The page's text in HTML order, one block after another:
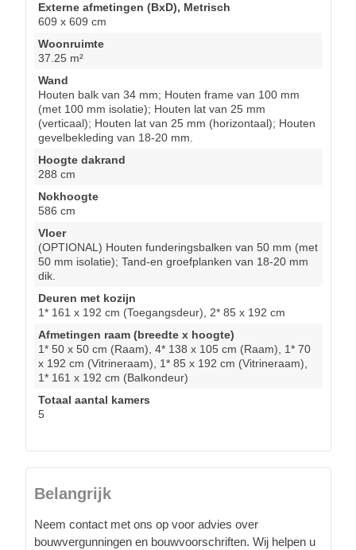
Externe afmetingen (BxD), Metrisch
609 x 609 cm
Woonruimte
37.25 m²
Wand
Houten balk van 34 mm; Houten frame van 100 mm
(met 100 mm isolatie); Houten lat van 25 mm
(verticaal); Houten lat van 25 mm (horizontaal); Houten
gevelbekleding van 18-20 mm.
Hoogte dakrand
288 cm
Nokhoogte
586 cm
Vloer
(OPTIONAL) Houten funderingsbalken van 50 mm (met
50 mm isolatie); Tand-en groefplanken van 18-20 mm
dik.
Deuren met kozijn
1* 161 x 192 cm (Toegangsdeur), 2* 85 x 192 cm
Afmetingen raam (breedte x hoogte)
1* 50 x 50 cm (Raam), 4* 138 x 105 cm (Raam), 1* 70
x 192 cm (Vitrineraam), 1* 85 x 192 cm (Vitrineraam),
1* 161 x 192 cm (Balkondeur)
Totaal aantal kamers
5
Belangrijk
Neem contact met ons op voor advies over
bouwvergunningen en bouwvoorschriften. Wij helpen u